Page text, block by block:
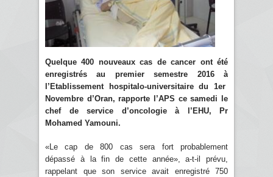
Quelque 400 nouveaux cas de cancer ont été
enregistrés au premier semestre 2016 à
l’Etablissement hospitalo-universitaire du 1er
Novembre d’Oran, rapporte l’APS ce samedi le
chef de service d’oncologie à l’EHU, Pr
Mohamed Yamouni.
«Le cap de 800 cas sera fort probablement
dépassé à la fin de cette année», a-t-il prévu,
rappelant que son service avait enregistré 750